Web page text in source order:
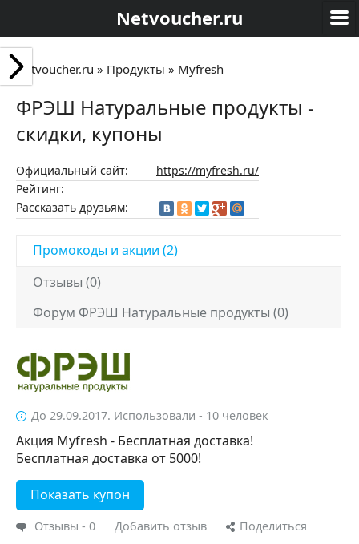
Netvoucher.ru
Netvoucher.ru » Продукты » Myfresh
ФРЭШ Натуральные продукты -
скидки, купоны
Официальный сайт:
https://myfresh.ru/
Рейтинг:
Рассказать друзьям:
Промокоды и акции (2)
Отзывы (0)
Форум ФРЭШ Натуральные продукты (0)
До 29.09.2017. Использовали - 10 человек
Акция Myfresh - Бесплатная доставка!
Бесплатная доставка от 5000!
Показать купон
Отзывы - 0 Добавить отзыв Поделиться